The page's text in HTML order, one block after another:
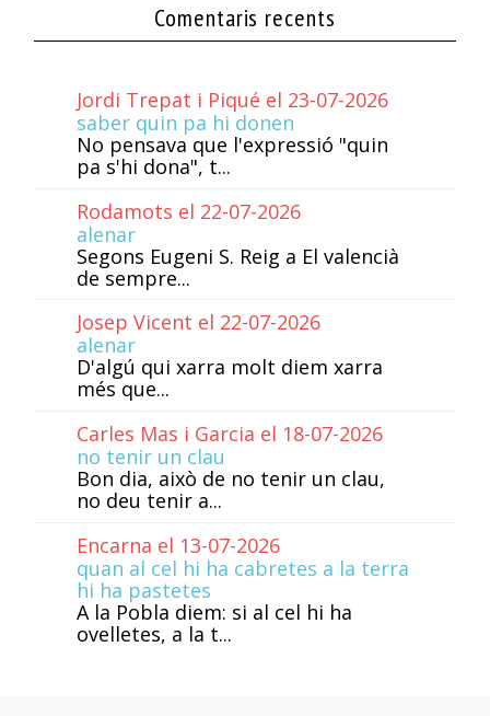
Comentaris recents
Jordi Trepat i Piqué el 23-07-2026
saber quin pa hi donen
No pensava que l'expressió "quin
pa s'hi dona", t...
Rodamots el 22-07-2026
alenar
Segons Eugeni S. Reig a El valencià
de sempre...
Josep Vicent el 22-07-2026
alenar
D'algú qui xarra molt diem xarra
més que...
Carles Mas i Garcia el 18-07-2026
no tenir un clau
Bon dia, això de no tenir un clau,
no deu tenir a...
Encarna el 13-07-2026
quan al cel hi ha cabretes a la terra
hi ha pastetes
A la Pobla diem: si al cel hi ha
ovelletes, a la t...